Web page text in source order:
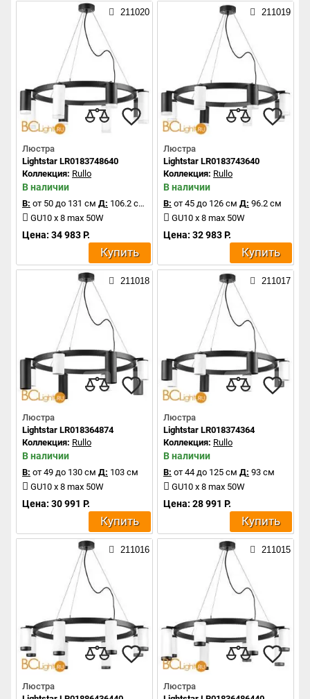
211020
Люстра
Lightstar LR0183748640
Коллекция: Rullo
В наличии
В: от 50 до 131 см Д: 106.2 см
GU10 x 8 max 50W
Цена: 34 983 Р.
Купить
211019
Люстра
Lightstar LR0183743640
Коллекция: Rullo
В наличии
В: от 45 до 126 см Д: 96.2 см
GU10 x 8 max 50W
Цена: 32 983 Р.
Купить
211018
Люстра
Lightstar LR018364874
Коллекция: Rullo
В наличии
В: от 49 до 130 см Д: 103 см
GU10 x 8 max 50W
Цена: 30 991 Р.
Купить
211017
Люстра
Lightstar LR018374364
Коллекция: Rullo
В наличии
В: от 44 до 125 см Д: 93 см
GU10 x 8 max 50W
Цена: 28 991 Р.
Купить
211016
Люстра
211015
Люстра